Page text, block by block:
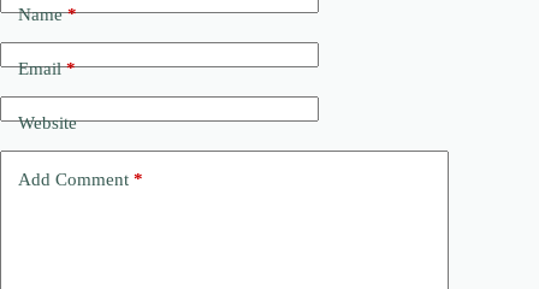
Name*
Email*
Website
Add Comment *